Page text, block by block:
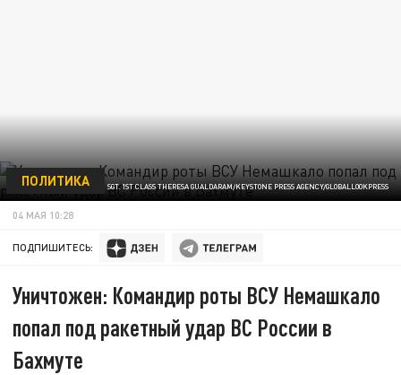
ФОТО: SGT. 1ST CLASS THERESA GUALDARAM/KEYSTONE PRESS AGENCY/GLOBALLOOKPRESS
ПОЛИТИКА
04 МАЯ 10:28
ПОДПИШИТЕСЬ:
Уничтожен: Командир роты ВСУ Немашкало
попал под ракетный удар ВС России в
Бахмуте